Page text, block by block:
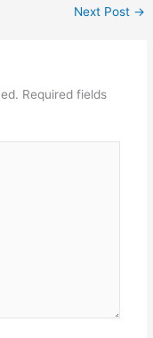
Next Post →
Required fields